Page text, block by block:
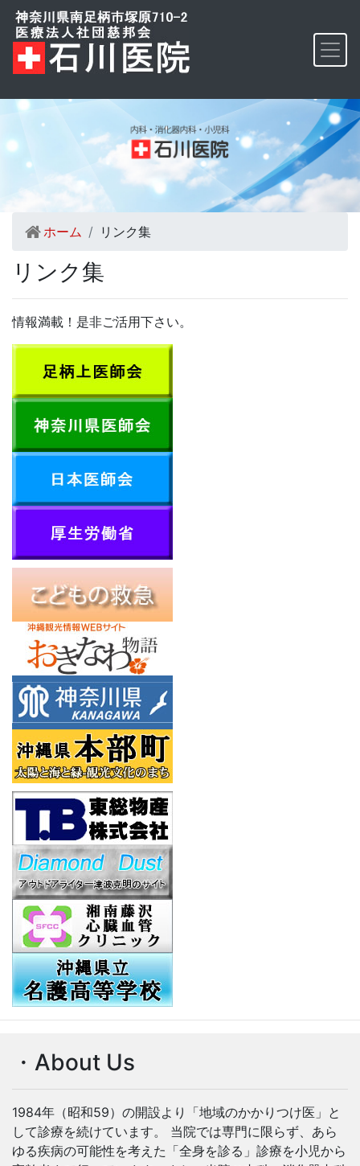
ホーム リンク集
リンク集
情報満載！是非ご活用下さい。
・About Us
1984年（昭和59）の開設より「地域のかかりつけ医」と
して診療を続けています。 当院では専門に限らず、あら
ゆる疾病の可能性を考えた「全身を診る」診療を小児から